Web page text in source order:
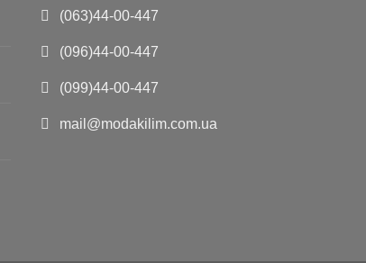
(063)44-00-447
(096)44-00-447
(099)44-00-447
mail@modakilim.com.ua